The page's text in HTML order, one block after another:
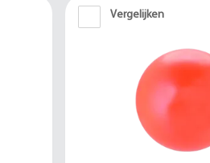
Vergelijken